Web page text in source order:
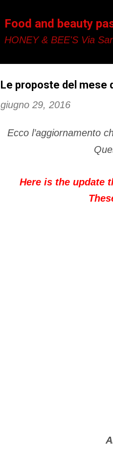
Food and beauty
HONEY & BEE'S Via
Le proposte del mese
giugno 29, 2016
Ecco l’aggiornamento
Here is the update